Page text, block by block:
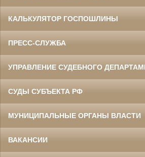
КАЛЬКУЛЯТОР ГОСПОШЛИНЫ
ПРЕСС-СЛУЖБА
УПРАВЛЕНИЕ СУДЕБНОГО
СУДЫ СУБЪЕКТА РФ
МУНИЦИПАЛЬНЫЕ ОРГАНЫ ВЛАСТИ
ВАКАНСИИ